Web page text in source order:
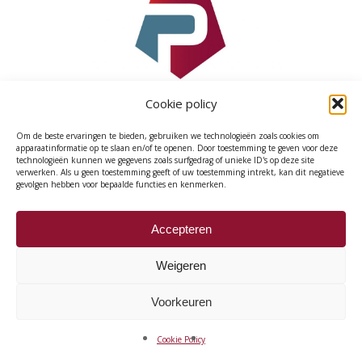
Cookie policy
Om de beste ervaringen te bieden, gebruiken we technologieën zoals cookies om
apparaatinformatie op te slaan en/of te openen. Door toestemming te geven voor deze
technologieën kunnen we gegevens zoals surfgedrag of unieke ID's op deze site
verwerken. Als u geen toestemming geeft of uw toestemming intrekt, kan dit negatieve
gevolgen hebben voor bepaalde functies en kenmerken.
Accepteren
Weigeren
Voorkeuren
Cookie Policy
Cookie Policy (EU)
© 2026 ProCoop.